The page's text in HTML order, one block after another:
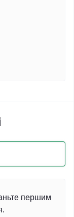
першим